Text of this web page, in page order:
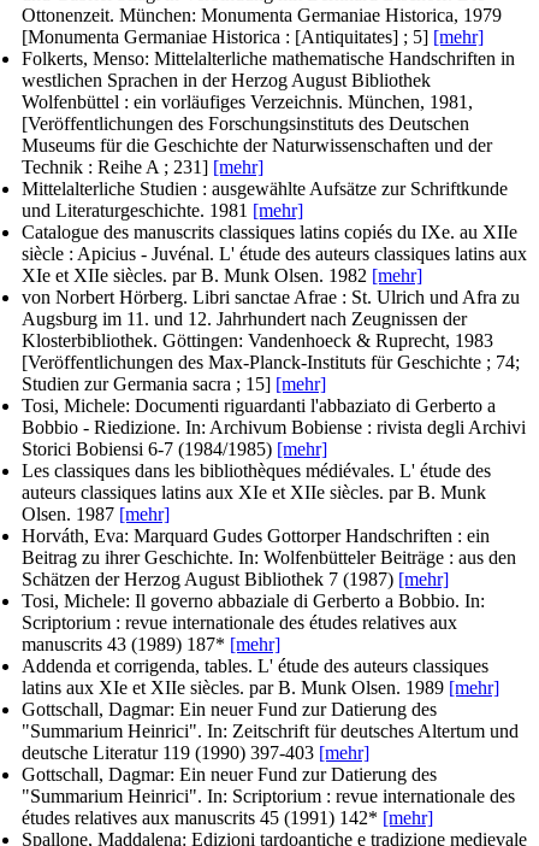
Ottonenzeit. München: Monumenta Germaniae Historica, 1979
[Monumenta Germaniae Historica : [Antiquitates] ; 5] [mehr]
Folkerts, Menso: Mittelalterliche mathematische Handschriften in
westlichen Sprachen in der Herzog August Bibliothek
Wolfenbüttel : ein vorläufiges Verzeichnis. München, 1981,
[Veröffentlichungen des Forschungsinstituts des Deutschen
Museums für die Geschichte der Naturwissenschaften und der
Technik : Reihe A ; 231] [mehr]
Mittelalterliche Studien : ausgewählte Aufsätze zur Schriftkunde
und Literaturgeschichte. 1981 [mehr]
Catalogue des manuscrits classiques latins copiés du IXe. au XIIe
siècle : Apicius - Juvénal. L' étude des auteurs classiques latins aux
XIe et XIIe siècles. par B. Munk Olsen. 1982 [mehr]
von Norbert Hörberg. Libri sanctae Afrae : St. Ulrich und Afra zu
Augsburg im 11. und 12. Jahrhundert nach Zeugnissen der
Klosterbibliothek. Göttingen: Vandenhoeck & Ruprecht, 1983
[Veröffentlichungen des Max-Planck-Instituts für Geschichte ; 74;
Studien zur Germania sacra ; 15] [mehr]
Tosi, Michele: Documenti riguardanti l'abbaziato di Gerberto a
Bobbio - Riedizione. In: Archivum Bobiense : rivista degli Archivi
Storici Bobiensi 6-7 (1984/1985) [mehr]
Les classiques dans les bibliothèques médiévales. L' étude des
auteurs classiques latins aux XIe et XIIe siècles. par B. Munk
Olsen. 1987 [mehr]
Horváth, Eva: Marquard Gudes Gottorper Handschriften : ein
Beitrag zu ihrer Geschichte. In: Wolfenbütteler Beiträge : aus den
Schätzen der Herzog August Bibliothek 7 (1987) [mehr]
Tosi, Michele: Il governo abbaziale di Gerberto a Bobbio. In:
Scriptorium : revue internationale des études relatives aux
manuscrits 43 (1989) 187* [mehr]
Addenda et corrigenda, tables. L' étude des auteurs classiques
latins aux XIe et XIIe siècles. par B. Munk Olsen. 1989 [mehr]
Gottschall, Dagmar: Ein neuer Fund zur Datierung des
"Summarium Heinrici". In: Zeitschrift für deutsches Altertum und
deutsche Literatur 119 (1990) 397-403 [mehr]
Gottschall, Dagmar: Ein neuer Fund zur Datierung des
"Summarium Heinrici". In: Scriptorium : revue internationale des
études relatives aux manuscrits 45 (1991) 142* [mehr]
Spallone, Maddalena: Edizioni tardoantiche e tradizione medievale